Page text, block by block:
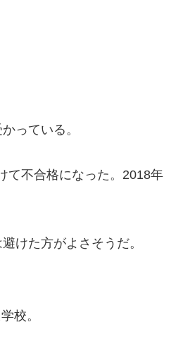
っている。
て不合格になった。2018年
けた方がよさそうだ。
校。